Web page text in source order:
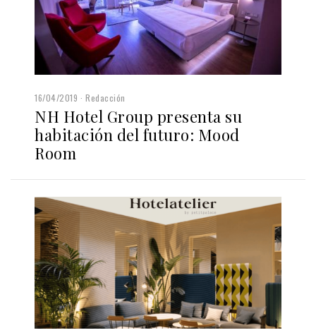
16/04/2019 Redacción
NH Hotel Group presenta su
habitación del futuro: Mood
Room